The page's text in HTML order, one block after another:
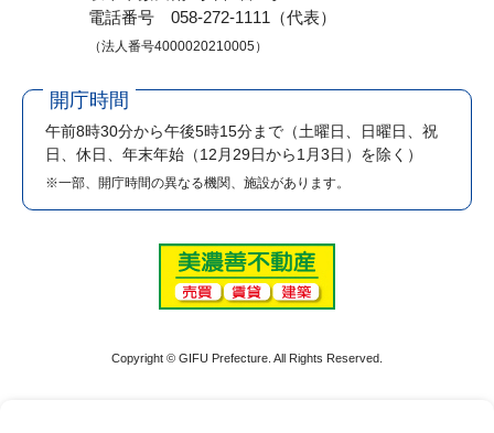
電話番号 058-272-1111（代表）
（法人番号4000020210005）
開庁時間
午前8時30分から午後5時15分まで （土曜日、日曜日、祝
日、休日、年末年始（12月29日から1月3日）を除く）
※一部、開庁時間の異なる機関、施設があります。
Copyright © GIFU Prefecture. All Rights Reserved.